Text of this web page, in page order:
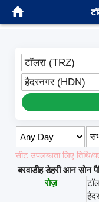
टॉलरा (TRZ)
हैदरनगर (HDN)
सीट उपलब्धता लिए
बरवाडीह डेहरी आन सोन
रोज़